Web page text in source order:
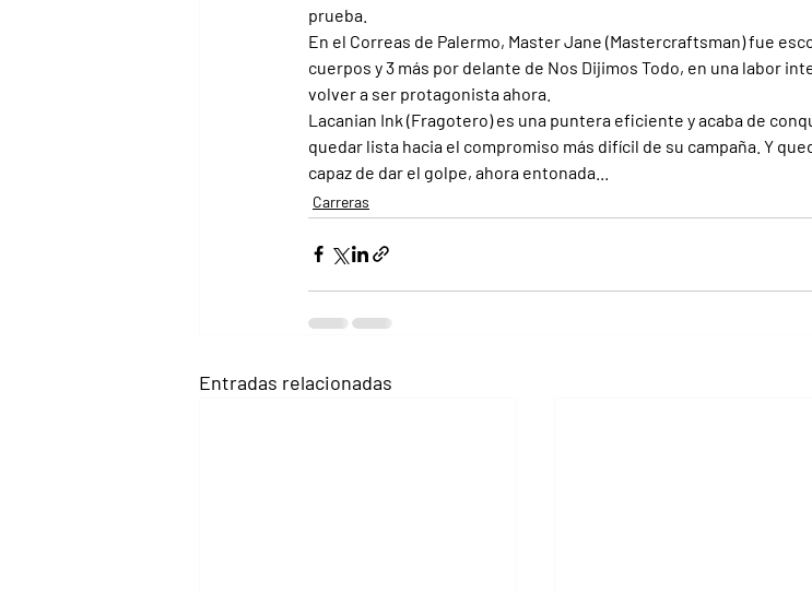
prueba.
En el Correas de Palermo, Master Jane (Mastercraftsman) fue
cuerpos y 3 más por delante de Nos Dijimos Todo, en una labor
volver a ser protagonista ahora.
Lacanian Ink (Fragotero) es una puntera eficiente y acaba de
quedar lista hacia el compromiso más difícil de su campaña. Y
capaz de dar el golpe, ahora entonada...
Carreras
Entradas relacionadas